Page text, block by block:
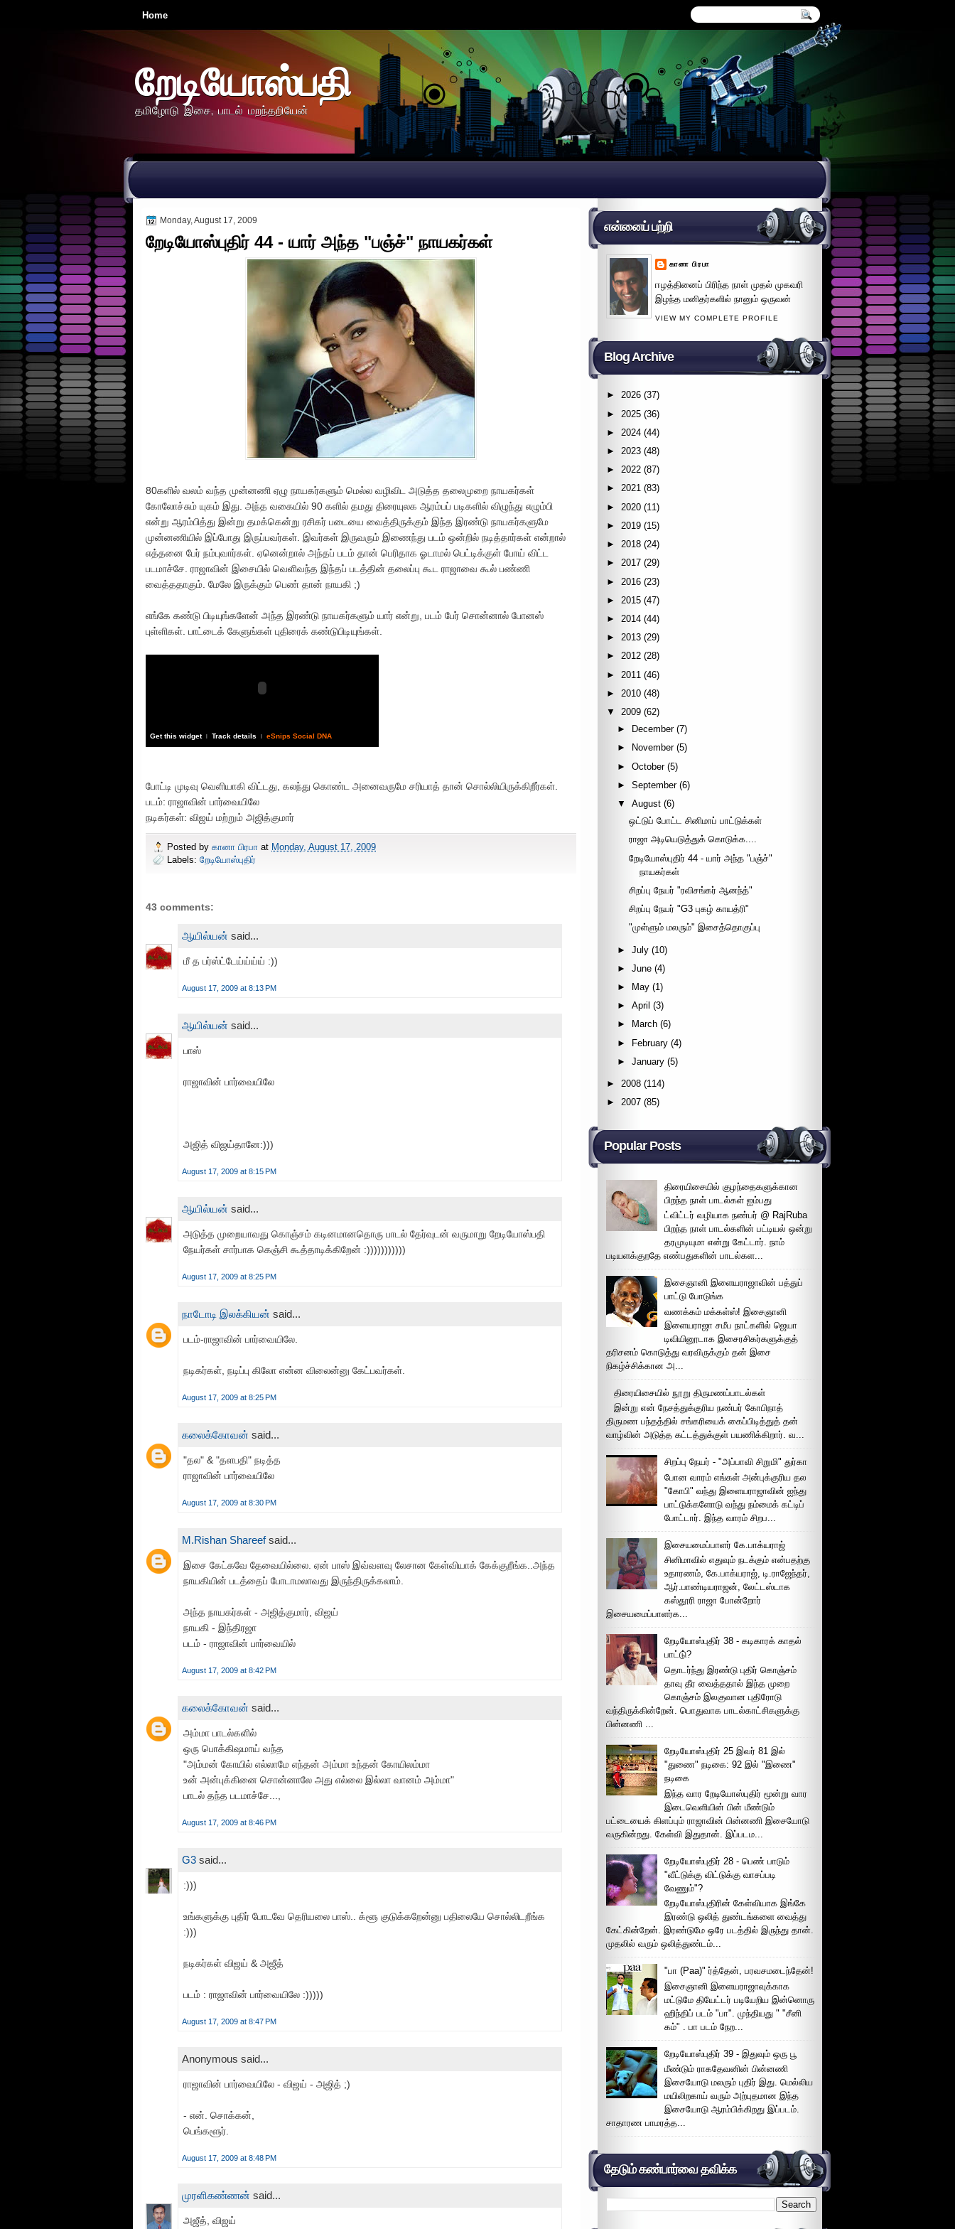
Home
றேடியோஸ்பதி
தமிழோடு இசை, பாடல் மறந்தறியேன்
Monday, August 17, 2009
றேடியோஸ்புதிர் 44 - யார் அந்த "பஞ்ச்" நாயகர்கள்
80களில் வலம் வந்த முன்னணி ஏழு நாயகர்களும் மெல்ல வழிவிட அடுத்த தலைமுறை நாயகர்கள்
கோலோச்சும் யுகம் இது. அந்த வகையில் 90 களில் தமது திரையுலக ஆரம்பப் படிகளில் விழுந்து எழும்பி
என்று ஆரம்பித்து இன்று தமக்கென்று ரசிகர் படையை வைத்திருக்கும் இந்த இரண்டு நாயகர்களுமே
முன்னணியில் இப்போது இருப்பவர்கள். இவர்கள் இருவரும் இணைந்து படம் ஒன்றில் நடித்தார்கள் என்றால்
எத்தனை பேர் நம்புவார்கள். ஏனென்றால் அந்தப் படம் தான் பெரிதாக ஓடாமல் பெட்டிக்குள் போய் விட்ட
படமாச்சே. ராஜாவின் இசையில் வெளிவந்த இந்தப் படத்தின் தலைப்பு கூட ராஜாவை கூல் பண்ணி
வைத்ததாகும். மேலே இருக்கும் பெண் தான் நாயகி ;)
எங்கே கண்டு பிடியுங்களேன் அந்த இரண்டு நாயகர்களும் யார் என்று, படம் பேர் சொன்னால் போனஸ்
புள்ளிகள். பாட்டைக் கேளுங்கள் புதிரைக் கண்டுபிடியுங்கள்.
Get this widget Track details eSnips Social DNA
போட்டி முடிவு வெளியாகி விட்டது, கலந்து கொண்ட அனைவருமே சரியாத் தான் சொல்லியிருக்கிறீர்கள்.
படம்: ராஜாவின் பார்வையிலே
நடிகர்கள்: விஜய் மற்றும் அஜித்குமார்
Posted by கானா பிரபா at Monday, August 17, 2009
Labels: றேடியோஸ்புதிர்
43 comments:
ஆயில்யன் said...
மீ த பர்ஸ்ட்டேய்ய்ய்ய் :))
August 17, 2009 at 8:13 PM
ஆயில்யன் said...
பாஸ்
ராஜாவின் பார்வையிலே
அஜித் விஜய்தானே:)))
August 17, 2009 at 8:15 PM
ஆயில்யன் said...
அடுத்த முறையாவது கொஞ்சம் கடினமானதொரு பாடல் தேர்வுடன் வருமாறு றேடியோஸ்பதி
நேயர்கள் சார்பாக கெஞ்சி கூத்தாடிக்கிறேன் :)))))))))))
August 17, 2009 at 8:25 PM
நாடோடி இலக்கியன் said...
படம்-ராஜாவின் பார்வையிலே.
நடிகர்கள், நடிப்பு கிலோ என்ன விலைன்னு கேட்பவர்கள்.
August 17, 2009 at 8:25 PM
கலைக்கோவன் said...
"தல" & "தளபதி" நடித்த
ராஜாவின் பார்வையிலே
August 17, 2009 at 8:30 PM
M.Rishan Shareefsaid...
இசை கேட்கவே தேவையில்லை. ஏன் பாஸ் இவ்வளவு லேசான கேள்வியாக் கேக்குறீங்க..அந்த
நாயகியின் படத்தைப் போடாமலாவது இருந்திருக்கலாம்.
அந்த நாயகர்கள் - அஜித்குமார், விஜய்
நாயகி - இந்திரஜா
படம் - ராஜாவின் பார்வையில்
August 17, 2009 at 8:42 PM
கலைக்கோவன் said...
அம்மா பாடல்களில்
ஒரு பொக்கிஷமாய் வந்த
"அம்மன் கோயில் எல்லாமே எந்தன் அம்மா உந்தன் கோயிலம்மா
உன் அன்புக்கினை சொன்னாலே அது எல்லை இல்லா வானம் அம்மா"
பாடல் தந்த படமாச்சே...,
August 17, 2009 at 8:46 PM
G3 said...
:)))
உங்களுக்கு புதிர் போடவே தெரியலை பாஸ்.. க்ளூ குடுக்கறேன்னு பதிலையே சொல்லிடறீங்க
:)))
நடிகர்கள் விஜய் & அஜீத்
படம் : ராஜாவின் பார்வையிலே :)))))
August 17, 2009 at 8:47 PM
Anonymous said...
ராஜாவின் பார்வையிலே - விஜய் - அஜித் ;)
- என். சொக்கன்,
பெங்களூர்.
August 17, 2009 at 8:48 PM
முரளிகண்ணன் said...
அஜீத், விஜய்
என்னைப் பற்றி
கானா பிரபா
ஈழத்தினைப் பிரிந்த நாள் முதல் முகவரி
இழந்த மனிதர்களில் நானும் ஒருவன்
VIEW MY COMPLETE PROFILE
Blog Archive
► 2026 (37)
► 2025 (36)
► 2024 (44)
► 2023 (48)
► 2022 (87)
► 2021 (83)
► 2020 (11)
► 2019 (15)
► 2018 (24)
► 2017 (29)
► 2016 (23)
► 2015 (47)
► 2014 (44)
► 2013 (29)
► 2012 (28)
► 2011 (46)
► 2010 (48)
▼
2009 (62)
►
December (7)
►
November (5)
►October (5)
►September (6)
▼
August (6)
ஒட்டுப் போட்ட சினிமாப் பாட்டுக்கள்
ராஜா அடியெடுத்துக் கொடுக்க....
றேடியோஸ்புதிர் 44 - யார் அந்த "பஞ்ச்"
நாயகர்கள்
சிறப்பு நேயர் "ரவிசங்கர் ஆனந்த்"
சிறப்பு நேயர் "G3 புகழ் காயத்ரி"
"முள்ளும் மலரும்" இசைத்தொகுப்பு
►July (10)
►June (4)
►
May (1)
►April (3)
►
March (6)
► February (4)
►January (5)
► 2008 (114)
► 2007 (85)
Popular Posts
திரையிசையில் குழந்தைகளுக்கான
பிறந்த நாள் பாடல்கள் ஐம்பது
ட்விட்டர் வழியாக நண்பர் @ RajRuba
பிறந்த நாள் பாடல்களின் பட்டியல் ஒன்று
தரமுடியுமா என்று கேட்டார். நாம்
படியளக்குறதே எண்பதுகளின் பாடல்கள...
இசைஞானி இளையராஜாவின் பத்துப்
பாட்டு போடுங்க
வணக்கம் மக்கள்ஸ்! இசைஞானி
இளையராஜா சமீப நாட்களில் ஜெயா
டிவியினூடாக இசைரசிகர்களுக்குத்
தரிசனம் கொடுத்து வரவிருக்கும் தன் இசை
நிகழ்ச்சிக்கான அ...
திரையிசையில் நூறு திருமணப்பாடல்கள்
இன்று என் நேசத்துக்குரிய நண்பர் கோபிநாத்
திருமண பந்தத்தில் சங்கரியைக் கைப்பிடித்துத் தன்
வாழ்வின் அடுத்த கட்டத்துக்குள் பயணிக்கிறார். வ...
சிறப்பு நேயர் - "அப்பாவி சிறுமி" துர்கா
போன வாரம் எங்கள் அன்புக்குரிய தல
"கோபி" வந்து இளையராஜாவின் ஐந்து
பாட்டுக்களோடு வந்து நம்மைக் கட்டிப்
போட்டார். இந்த வாரம் சிறப...
இசையமைப்பாளர் கே.பாக்யராஜ்
சினிமாவில் எதுவும் நடக்கும் என்பதற்கு
உதாரணம், கே.பாக்யராஜ், டி.ராஜேந்தர்,
ஆர்.பாண்டியராஜன், லேட்டஸ்டாக
கஸ்தூரி ராஜா போன்றோர்
இசையமைப்பாளர்க...
றேடியோஸ்புதிர் 38 - கடிகாரக் காதல்
பாட்டு்?
தொடர்ந்து இரண்டு புதிர் கொஞ்சம்
தாவு தீர வைத்ததால் இந்த முறை
கொஞ்சம் இலகுவான புதிரோடு
வந்திருக்கின்றேன். பொதுவாக பாடல்காட்சிகளுக்கு
பின்னணி ...
றேடியோஸ்புதிர் 25 இவர் 81 இல்
"துணை" நடிகை: 92 இல் "இணை"
நடிகை
இந்த வார றேடியோஸ்புதிர் மூன்று வார
இடைவெளியின் பின் மீண்டும்
பட்டையைக் கிளப்பும் ராஜாவின் பின்னணி இசையோடு
வருகின்றது. கேள்வி இதுதான். இப்படம...
றேடியோஸ்புதிர் 28 - பெண் பாடும்
"வீட்டுக்கு விட்டுக்கு வாசப்படி
வேணும்"?
றேடியோஸ்புதிரின் கேள்வியாக இங்கே
இரண்டு ஒலித் துண்டங்களை வைத்து
கேட்கின்றேன். இரண்டுமே ஒரே படத்தில் இருந்து தான்.
முதலில் வரும் ஒலித்துண்டம்...
"பா (Paa)" ர்த்தேன், பரவசமடைந்தேன்!
இசைஞானி இளையராஜாவுக்காக
மட்டுமே தியேட்டர் படியேறிய இன்னொரு
ஹிந்திப் படம் "பா". முந்தியது " "சீனி
கம்" . பா படம் நேற...
றேடியோஸ்புதிர் 39 - இதுவும் ஒரு பூ
மீண்டும் ராகதேவனின் பின்னணி
இசையோடு மலரும் புதிர் இது. மெல்லிய
மயிலிறகாய் வரும் அற்புதமான இந்த
இசையோடு ஆரம்பிக்கிறது இப்படம்.
சாதாரண பாமரத்த...
தேடும் கண்பார்வை தவிக்க